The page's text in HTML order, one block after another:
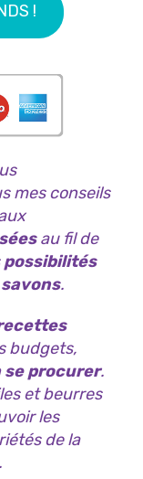
!
mes conseils
au fil de
possibilités
.
budgets,
procurer.
et beurres
les
de la